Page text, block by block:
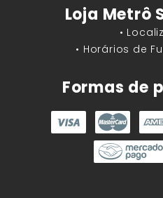
Loja Metrô
•
• Horários de
Formas de